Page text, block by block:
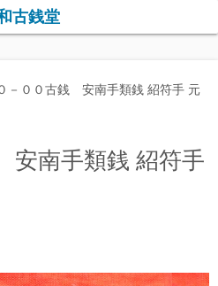
古銭堂
－００古銭 安南手類銭 紹符手 元
南手類銭 紹符手